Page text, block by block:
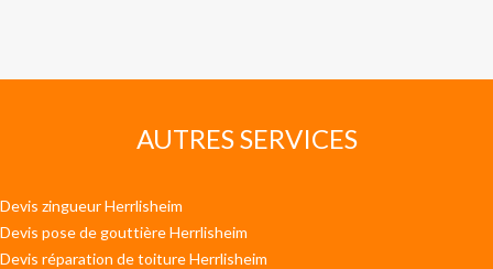
AUTRES SERVICES
Devis zingueur Herrlisheim
Devis pose de gouttière Herrlisheim
Devis réparation de toiture Herrlisheim